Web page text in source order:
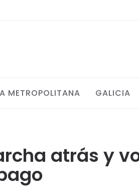
METROPOLITANA GALICIA
atrás y